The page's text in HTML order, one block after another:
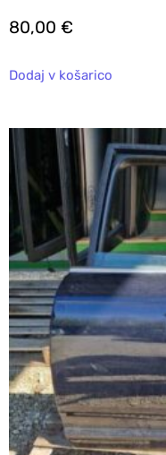
80,00 €
Dodaj v košarico